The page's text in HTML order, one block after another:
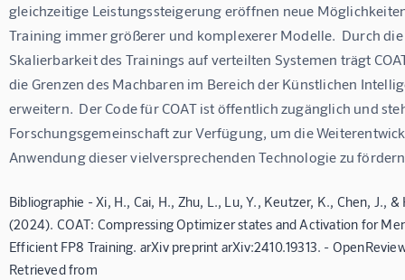
gleichzeitige Leistungssteigerung eröffnen neue
Training immer größerer und komplexerer Modelle.  Durch
Skalierbarkeit des Trainings auf verteilten Systemen trägt
die Grenzen des Machbaren im Bereich der Künstlichen
erweitern.  Der Code für COAT ist öffentlich zugänglich und
Forschungsgemeinschaft zur Verfügung, um die
Anwendung dieser vielversprechenden Technologie zu
Bibliographie - Xi, H., Cai, H., Zhu, L., Lu, Y., Keutzer, K., Chen, J., &
(2024). COAT: Compressing Optimizer states and Activation for
Efficient FP8 Training. arXiv preprint arXiv:2410.19313. -
Retrieved from